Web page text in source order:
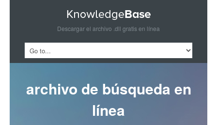
Descargar el archivo .dll gratis en línea
archivo de búsqueda en
línea